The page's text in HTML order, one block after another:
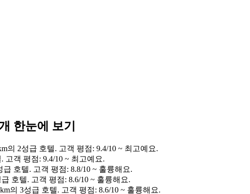
한눈에 보기
2성급 호텔. 고객 평점: 9.4/10 ~ 최고예요.
객 평점: 9.4/10 ~ 최고예요.
호텔. 고객 평점: 8.8/10 ~ 훌륭해요.
호텔. 고객 평점: 8.6/10 ~ 훌륭해요.
의 3성급 호텔. 고객 평점: 8.6/10 ~ 훌륭해요.